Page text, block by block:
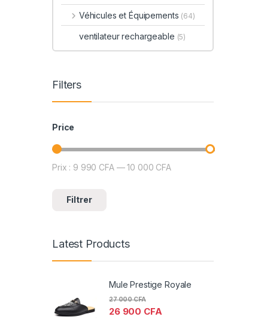
Véhicules et Équipements (64)
ventilateur rechargeable (5)
Filters
Price
Prix min
Prix max
Filtrer
Prix : 9 990 CFA—10 000 CFA
Latest Products
Mule Prestige Royale
26 900 CFA
27 000CFA